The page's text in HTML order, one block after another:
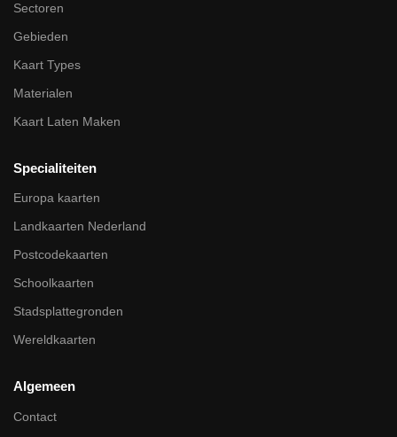
Sectoren
Gebieden
Kaart Types
Materialen
Kaart Laten Maken
Specialiteiten
Europa kaarten
Landkaarten Nederland
Postcodekaarten
Schoolkaarten
Stadsplattegronden
Wereldkaarten
Algemeen
Contact